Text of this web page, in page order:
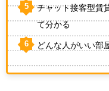
チャット接客型賃
て分かる
どんな人がいい部